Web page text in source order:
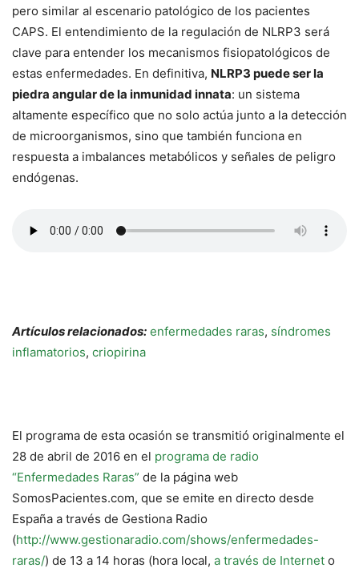
pero similar al escenario patológico de los pacientes
CAPS. El entendimiento de la regulación de NLRP3 será
clave para entender los mecanismos fisiopatológicos de
estas enfermedades. En definitiva, NLRP3 puede ser la
piedra angular de la inmunidad innata: un sistema
altamente específico que no solo actúa junto a la detección
de microorganismos, sino que también funciona en
respuesta a imbalances metabólicos y señales de peligro
endógenas.
Artículos relacionados: enfermedades raras, síndromes
inflamatorios, criopirina
El programa de esta ocasión se transmitió originalmente el
28 de abril de 2016 en el programa de radio
“Enfermedades Raras” de la página web
SomosPacientes.com, que se emite en directo desde
España a través de Gestiona Radio
(http://www.gestionaradio.com/shows/enfermedades-
raras/) de 13 a 14 horas (hora local, a través de Internet o